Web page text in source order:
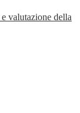
valutazione della